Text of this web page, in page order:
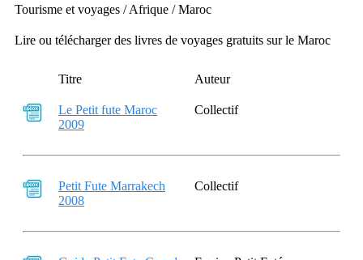
Tourisme et voyages / Afrique / Maroc
Lire ou télécharger des livres de voyages gratuits sur le Maroc
Titre Auteur
Le Petit fute Maroc
2009
Collectif
Petit Fute Marrakech
2008
Collectif